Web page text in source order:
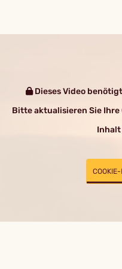
Dieses Video
Bitte aktualisieren Sie
Inhalt